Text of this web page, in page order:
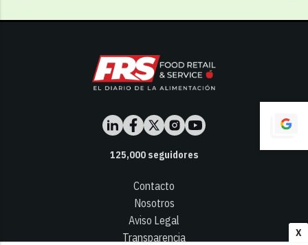
X
125,000seguidores
Contacto
Nosotros
Aviso Legal
Transparencia